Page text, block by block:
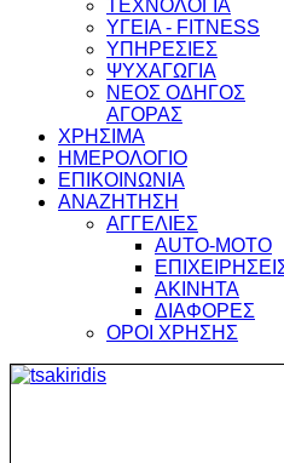
ΤΕΧΝΟΛΟΓΙΑ
ΥΓΕΙΑ - FITNESS
ΥΠΗΡΕΣΙΕΣ
ΨΥΧΑΓΩΓΙΑ
ΝΕΟΣ ΟΔΗΓΟΣ
ΑΓΟΡΑΣ
ΧΡΗΣΙΜΑ
ΗΜΕΡΟΛΟΓΙΟ
ΕΠΙΚΟΙΝΩΝΙΑ
ΑΝΑΖΗΤΗΣΗ
ΑΓΓΕΛΙΕΣ
AUTO-MOTO
ΑΚΙΝΗΤΑ
ΔΙΑΦΟΡΕΣ
ΟΡΟΙ ΧΡΗΣΗΣ